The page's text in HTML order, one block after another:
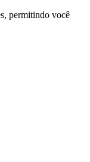
permitindo você